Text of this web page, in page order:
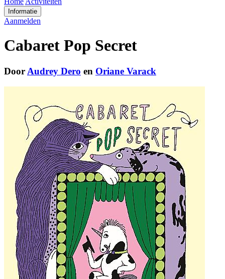
Informatie
Aanmelden
Cabaret Pop Secret
Door Audrey Dero en Oriane Varack